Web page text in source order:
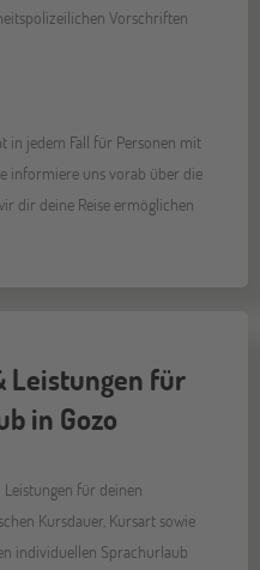
Vorschriften
in jedem Fall für Personen mit
informiere uns vorab über die
dir deine Reise ermöglichen
Leistungen für
in Gozo
für deinen
Kursdauer, Kursart sowie
individuellen Sprachurlaub